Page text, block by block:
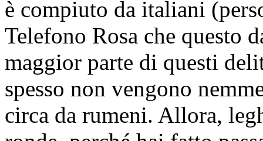
è compiuto da italiani
Telefono Rosa che questo
maggior parte di questi
spesso non vengono
circa da rumeni. Allora,